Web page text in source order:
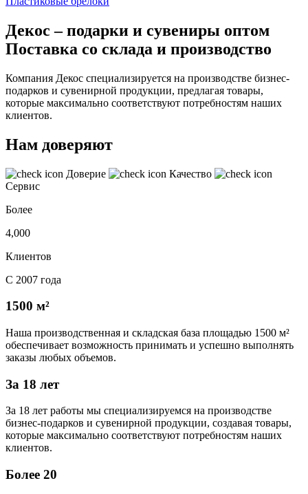
Декос – подарки и сувениры оптом
Поставка со склада и производство
Компания Декос специализируется на производстве бизнес-
подарков и сувенирной продукции, предлагая товары,
которые максимально соответствуют потребностям наших
клиентов.
Нам доверяют
Доверие
Качество
Сервис
Более
4,000
Клиентов
С 2007 года
1500 м²
Наша производственная и складская база площадью 1500 м²
обеспечивает возможность принимать и успешно выполнять
заказы любых объемов.
За 18 лет
За 18 лет работы мы специализируемся на производстве
бизнес-подарков и сувенирной продукции, создавая товары,
которые максимально соответствуют потребностям наших
клиентов.
Более 20